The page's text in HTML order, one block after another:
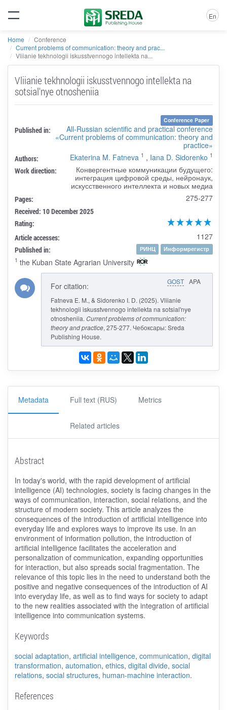
En
Home
Conference
Current problems of communication: theory and prac...
Vliianie tekhnologii iskusstvennogo intellekta na...
Vliianie tekhnologii iskusstvennogo intellekta na
sotsial'nye otnosheniia
Conference Paper
Published in:
All-Russian scientific and practical conference
«Current problems of communication: theory and
practice»
Authors: Ekaterina M. Fatneva 1 , Iana D. Sidorenko 1
Work direction:
Конвергентные коммуникации будущего:
интеграция цифровой среды, нейронаук,
искусственного интеллекта и новых медиа
Pages: 275-277
Received: 10 December 2025
Rating:
Article accesses:
1127
Published in: РИНЦ
Информрегистр
1 the Kuban State Agrarian University
GOST APA
For citation:
Fatneva E. M., & Sidorenko I. D. (2025). Vliianie
tekhnologii iskusstvennogo intellekta na sotsial'nye
otnosheniia. Current problems of communication:
theory and practice, 275-277. Чебоксары: Sreda
Publishing House.
Metadata Full text (RUS) Metrics
Related articles
Abstract
In today's world, with the rapid development of artificial
intelligence (AI) technologies, society is facing changes in the
ways of communication, interaction, social relations, and the
structure of modern society. This article analyzes the
consequences of the introduction of artificial intelligence into
everyday life and explores ways to improve its use. In an
environment of information pollution, the introduction of
artificial intelligence facilitates the acceleration and
personalization of communication, expanding opportunities
for interaction, but also spreads social fragmentation. The
relevance of this topic lies in the need to understand both the
positive and negative consequences of the introduction of AI
into everyday life, as well as to find ways for society to adapt
to the new realities associated with the integration of artificial
intelligence into communication systems.
Keywords
social adaptation, artificial intelligence, communication, digital
transformation, automation, ethics, digital divide, social
relations, social structures, human-machine interaction.
References